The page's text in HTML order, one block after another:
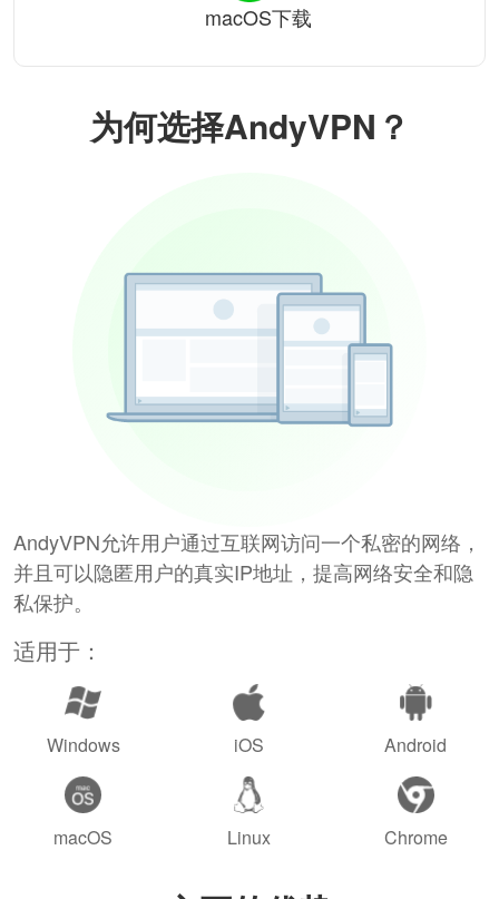
为何选择AndyVPN？
AndyVPN允许用户通过互联网访问一个私密的网络，
并且可以隐匿用户的真实IP地址，提高网络安全和隐
私保护。
适用于：
Windows iOS Android
macOS Linux Chrome
macOS下载